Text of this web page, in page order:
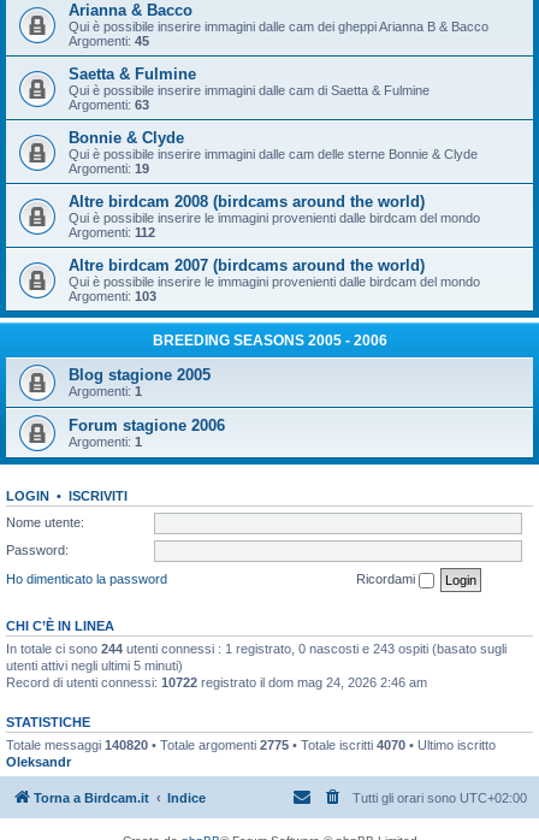
Arianna & Bacco
Qui è possibile inserire immagini dalle cam dei gheppi Arianna B & Bacco
Argomenti: 45
Saetta & Fulmine
Qui è possibile inserire immagini dalle cam di Saetta & Fulmine
Argomenti: 63
Bonnie & Clyde
Qui è possibile inserire immagini dalle cam delle sterne Bonnie & Clyde
Argomenti: 19
Altre birdcam 2008 (birdcams around the world)
Qui è possibile inserire le immagini provenienti dalle birdcam del mondo
Argomenti: 112
Altre birdcam 2007 (birdcams around the world)
Qui è possibile inserire le immagini provenienti dalle birdcam del mondo
Argomenti: 103
BREEDING SEASONS 2005 - 2006
Blog stagione 2005
Argomenti: 1
Forum stagione 2006
Argomenti: 1
LOGIN • ISCRIVITI
Nome utente:
Password:
Ho dimenticato la password
Ricordami
CHI C’È IN LINEA
In totale ci sono 244 utenti connessi : 1 registrato, 0 nascosti e 243 ospiti (basato sugli
utenti attivi negli ultimi 5 minuti)
Record di utenti connessi: 10722 registrato il dom mag 24, 2026 2:46 am
STATISTICHE
Totale messaggi 140820 • Totale argomenti 2775 • Totale iscritti 4070 • Ultimo iscritto
Oleksandr
Torna a Birdcam.it Indice Tutti gli orari sono UTC+02:00